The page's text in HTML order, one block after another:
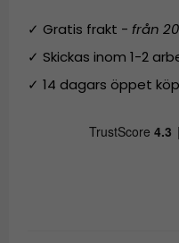
✓ Gratis frakt -från
✓ Skickas inom 1-2
✓ 14 dagars öppet köp